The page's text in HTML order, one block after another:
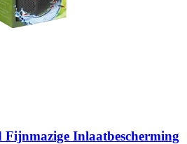
Inlaatbescherming